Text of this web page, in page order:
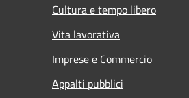
Cultura e tempo libero
Vita lavorativa
Imprese e Commercio
Appalti pubblici